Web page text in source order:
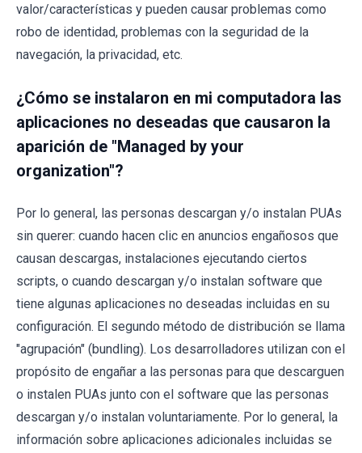
valor/características y pueden causar problemas como
robo de identidad, problemas con la seguridad de la
navegación, la privacidad, etc.
¿Cómo se instalaron en mi computadora las
aplicaciones no deseadas que causaron la
aparición de "Managed by your
organization"?
Por lo general, las personas descargan y/o instalan PUAs
sin querer: cuando hacen clic en anuncios engañosos que
causan descargas, instalaciones ejecutando ciertos
scripts, o cuando descargan y/o instalan software que
tiene algunas aplicaciones no deseadas incluidas en su
configuración. El segundo método de distribución se llama
"agrupación" (bundling). Los desarrolladores utilizan con el
propósito de engañar a las personas para que descarguen
o instalen PUAs junto con el software que las personas
descargan y/o instalan voluntariamente. Por lo general, la
información sobre aplicaciones adicionales incluidas se